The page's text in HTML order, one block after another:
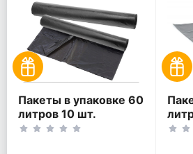
Пакеты в упаковке 60
литров 10 шт.
(10шт*2рул)